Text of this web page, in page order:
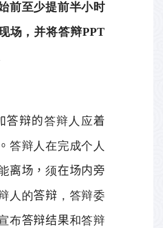
前至少提前半小时
场，并将答辩PPT
答辩的答辩人应着
答辩人在完成个人
离场， 须在场内旁
人的答辩 ，答辩委
布答辩结果和答辩